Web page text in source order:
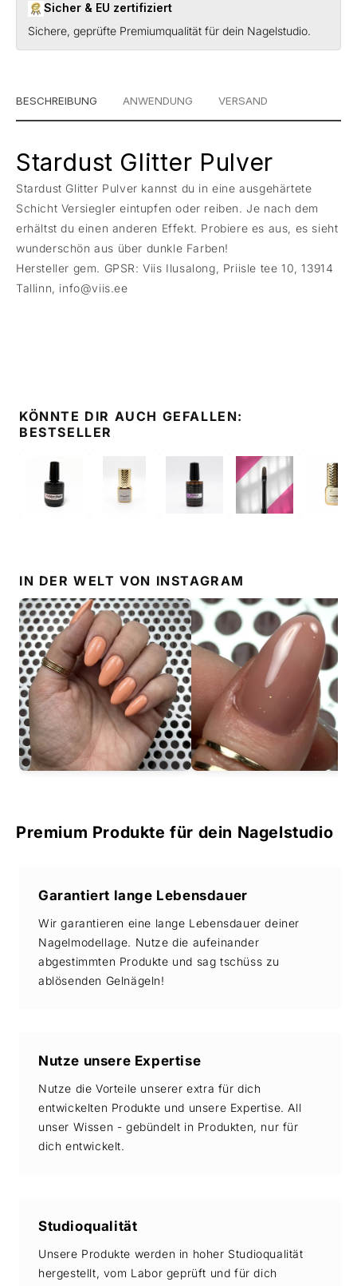
Sicher & EU zertifiziert
Sichere, geprüfte Premiumqualität für dein Nagelstudio.
BESCHREIBUNG ANWENDUNG VERSAND
Stardust Glitter Pulver
Stardust Glitter Pulver kannst du in eine ausgehärtete
Schicht Versiegler eintupfen oder reiben. Je nach dem
erhältst du einen anderen Effekt. Probiere es aus, es sieht
wunderschön aus über dunkle Farben!
Hersteller gem. GPSR: Viis Ilusalong, Priisle tee 10, 13914
Tallinn, info@viis.ee
KÖNNTE DIR AUCH GEFALLEN:
BESTSELLER
IN DER WELT VON INSTAGRAM
Premium Produkte für dein Nagelstudio
Garantiert lange Lebensdauer
Wir garantieren eine lange Lebensdauer deiner
Nagelmodellage. Nutze die aufeinander
abgestimmten Produkte und sag tschüss zu
ablösenden Gelnägeln!
Nutze unsere Expertise
Nutze die Vorteile unserer extra für dich
entwickelten Produkte und unsere Expertise. All
unser Wissen - gebündelt in Produkten, nur für
dich entwickelt.
Studioqualität
Unsere Produkte werden in hoher Studioqualität
hergestellt, vom Labor geprüft und für dich